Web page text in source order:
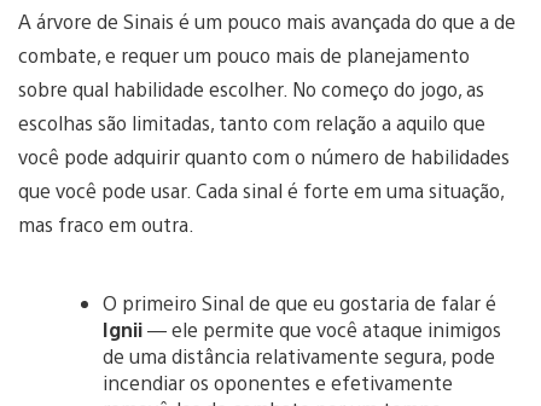
A árvore de Sinais é um pouco mais avançada do que a de
combate, e requer um pouco mais de planejamento
sobre qual habilidade escolher. No começo do jogo, as
escolhas são limitadas, tanto com relação a aquilo que
você pode adquirir quanto com o número de habilidades
que você pode usar. Cada sinal é forte em uma situação,
mas fraco em outra.
O primeiro Sinal de que eu gostaria de falar é
Ignii— ele permite que você ataque inimigos
de uma distância relativamente segura, pode
incendiar os oponentes e efetivamente